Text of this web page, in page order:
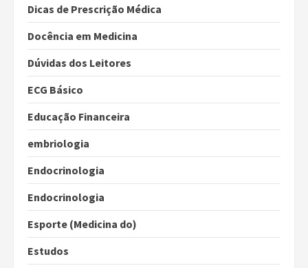
Dicas de Prescrição Médica
Docência em Medicina
Dúvidas dos Leitores
ECG Básico
Educação Financeira
embriologia
Endocrinologia
Endocrinologia
Esporte (Medicina do)
Estudos